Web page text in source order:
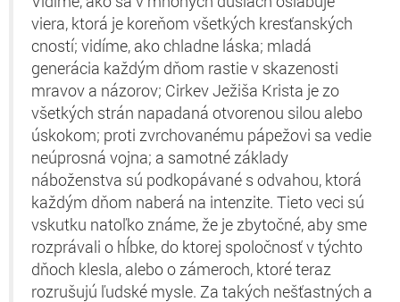
viera, ktorá je koreňom všetkých kresťanských
cností; vidíme, ako chladne láska; mladá
generácia každým dňom rastie v skazenosti
mravov a názorov; Cirkev Ježiša Krista je zo
všetkých strán napadaná otvorenou silou alebo
úskokom; proti zvrchovanému pápežovi sa vedie
neúprosná vojna; a samotné základy
náboženstva sú podkopávané s odvahou, ktorá
každým dňom naberá na intenzite. Tieto veci sú
vskutku natoľko známe, že je zbytočné, aby sme
rozprávali o hĺbke, do ktorej spoločnosť v týchto
dňoch klesla, alebo o zámeroch, ktoré teraz
rozrušujú ľudské mysle. Za takých nešťastných a